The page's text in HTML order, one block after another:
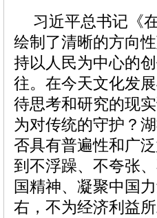
习近平总书记《
绘制了清晰的方向
持以人民为中心的
往。在今天文化发
待思考和研究的现
为对传统的守护？
否具有普遍性和广
到不浮躁、不夸张
国精神、凝聚中国
右，不为经济利益